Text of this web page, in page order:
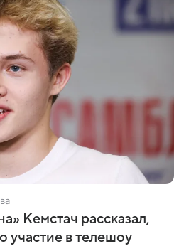
Кемстач рассказал,
участие в телешоу